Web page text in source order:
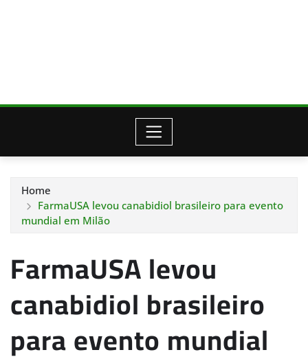
Home
FarmaUSA levou canabidiol brasileiro para evento
mundial em Milão
FarmaUSA levou
canabidiol brasileiro
para evento mundial